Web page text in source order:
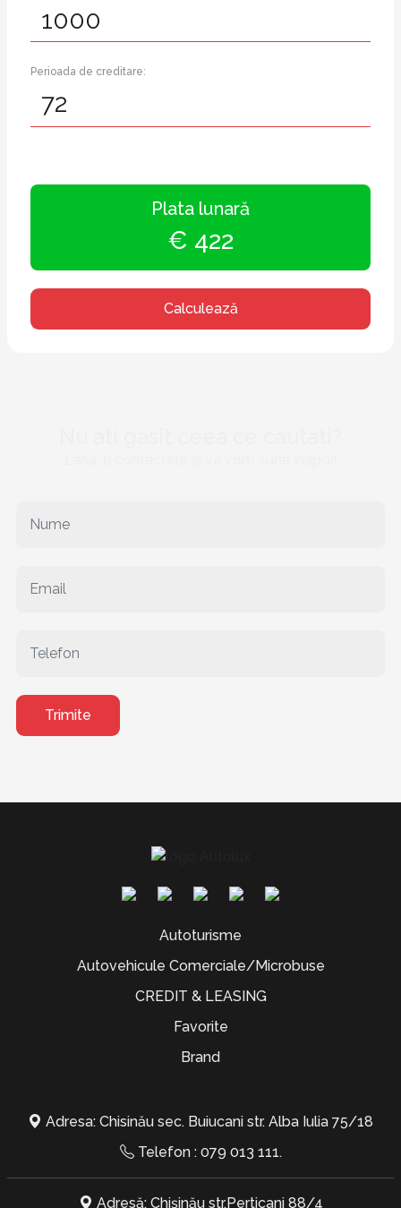
Perioada de creditare:
Plata lunară
€ 422
Calculează
Trimite
Autoturisme
Autovehicule Comerciale/Microbuse
CREDIT & LEASING
Favorite
Brand
Adresa: Chisinău sec. Buiucani str. Alba Iulia 75/18
Telefon : 079 013 111.
Adresă: Chișinău str.Perticani 88/4